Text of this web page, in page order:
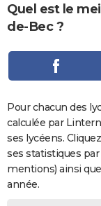
CARTE DE VOEUX
Dictionnaire
Biographies
Expressions
Proverbes
PROGRAMME TV
COPAINS D'AVANT
S'inscrire
Se connecter
Lycées
Collèges
Primaires
Universités
Entreprises
Service militaire
Avis de recherche
AVIS DE DÉCÈS
FORUM
Bricolage
Lifestyle
Culture
Sport
Auto
Television
Voyage
Cinema
Quel est le
de-Bec ?
Pour chacun des
calculée par
ses lycéens.
ses statistiques par
mentions) ainsi
année.